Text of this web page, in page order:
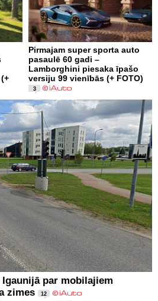
Pirmajam super sporta auto
pasaulē 60 gadi –
Lamborghini piesaka īpašo
versiju 99 vienībās (+ FOTO)
3
par mobilajiem
zimes
12